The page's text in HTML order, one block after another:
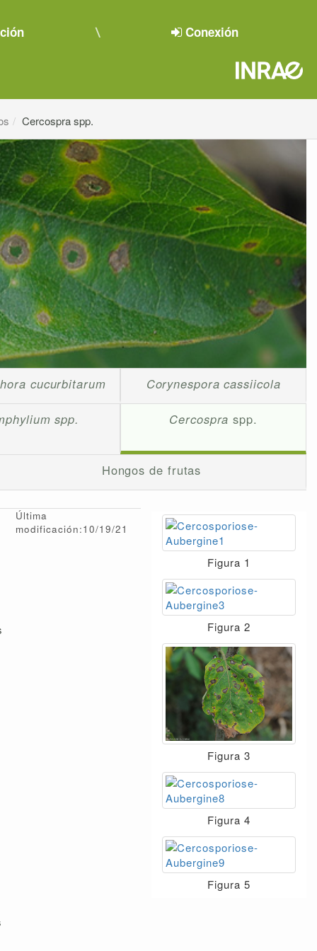
Conexión
Cercospra spp.
cucurbitarum Corynespora cassiicola
spp. Cercospra spp.
Hongos de frutas
Última
modificación:10/19/21
Figura 1
Figura 2
Figura 3
Figura 4
Figura 5